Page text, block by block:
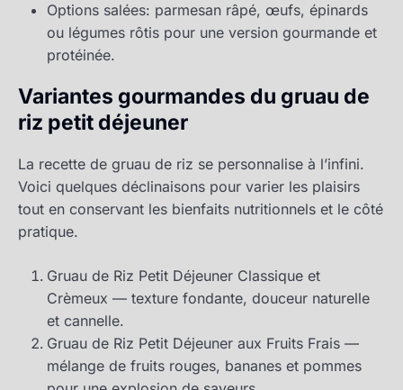
Options salées: parmesan râpé, œufs, épinards
ou légumes rôtis pour une version gourmande et
protéinée.
Variantes gourmandes du gruau de
riz petit déjeuner
La recette de gruau de riz se personnalise à l’infini.
Voici quelques déclinaisons pour varier les plaisirs
tout en conservant les bienfaits nutritionnels et le côté
pratique.
Gruau de Riz Petit Déjeuner Classique et
Crèmeux — texture fondante, douceur naturelle
et cannelle.
Gruau de Riz Petit Déjeuner aux Fruits Frais —
mélange de fruits rouges, bananes et pommes